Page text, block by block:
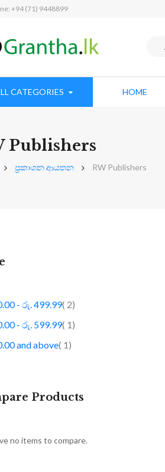
+94 (71) 9448899
CATEGORIES HOME
Publishers
ප්‍රකාශන ආයතන RW Publishers
- රු. 499.99 2item
- රු. 599.99 1item
and above 1item
Products
no items to compare.